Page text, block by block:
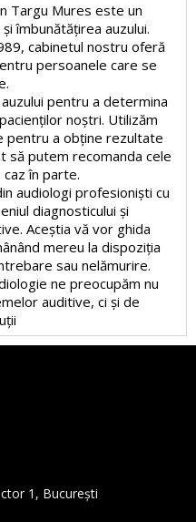
Targu Mures este un
îmbunătățirea auzului.
cabinetul nostru oferă
persoanele care se
pentru a determina
noștri. Utilizăm
pentru a obține rezultate
să putem recomanda cele
în parte.
audiologi profesioniști cu
diagnosticului și
Aceștia vă vor ghida
mereu la dispoziția
sau nelămurire.
ne preocupăm nu
auditive, ci și de
1, București